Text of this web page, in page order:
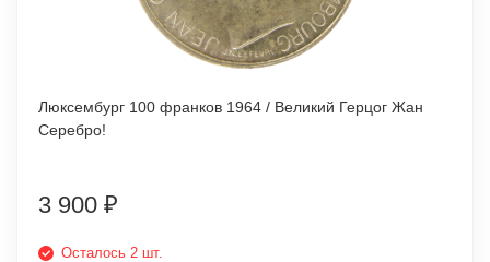
Люксембург 100 франков 1964 / Великий Герцог Жан
Серебро!
3 900 ₽
Осталось 2 шт.